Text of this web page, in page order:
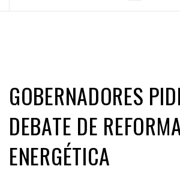
GOBERNADORES
DEBATE DE
ENERGÉTICA